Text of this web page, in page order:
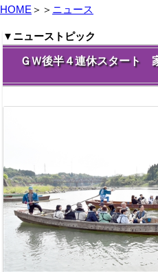
HOME ＞＞ ニュース
▼ニューストピック
ＧＷ後半４連休スタート